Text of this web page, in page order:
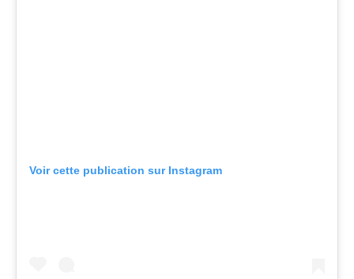
Voir cette publication sur Instagram